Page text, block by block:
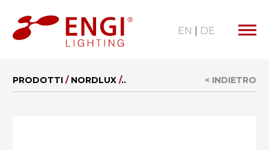
EN DE
MENU
PRODOTTI / NORDLUX /.. < INDIETRO